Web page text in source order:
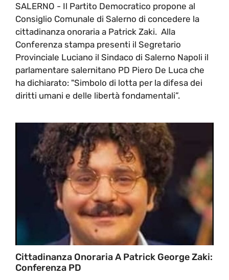
SALERNO - Il Partito Democratico propone al
Consiglio Comunale di Salerno di concedere la
cittadinanza onoraria a Patrick Zaki. Alla
Conferenza stampa presenti il Segretario
Provinciale Luciano il Sindaco di Salerno Napoli il
parlamentare salernitano PD Piero De Luca che
ha dichiarato: "Simbolo di lotta per la difesa dei
diritti umani e delle libertà fondamentali”.
Cittadinanza Onoraria A Patrick George Zaki:
Conferenza PD